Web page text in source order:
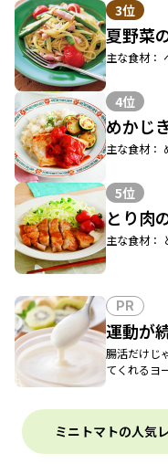
3位
夏野菜
主な食材：
4位
めかじ
主な食材：
5位
とり肉
主な食材：
PR
運動が
腸活だけじ
てくれるヨ
ミニトマトの人気